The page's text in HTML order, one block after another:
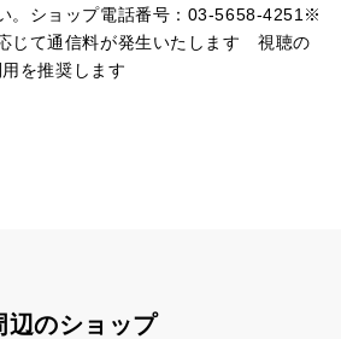
。ショップ電話番号：03-5658-4251※
じて通信料が発生いたします 視聴の
を推奨します
辺のショップ